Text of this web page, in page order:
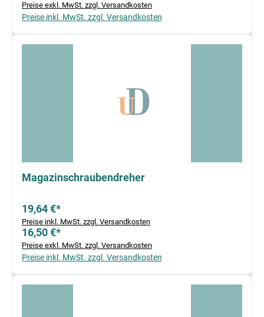
Preise exkl. MwSt. zzgl. Versandkosten
Preise inkl. MwSt. zzgl. Versandkosten
Magazinschraubendreher
19,64 €*
Preise inkl. MwSt. zzgl. Versandkosten
16,50 €*
Preise exkl. MwSt. zzgl. Versandkosten
Preise inkl. MwSt. zzgl. Versandkosten